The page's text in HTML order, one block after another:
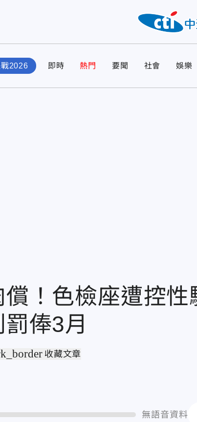
2026 即時 熱門 要聞 社會 娛樂
償！色檢座遭控
俸3月
收藏文章
無語音資料